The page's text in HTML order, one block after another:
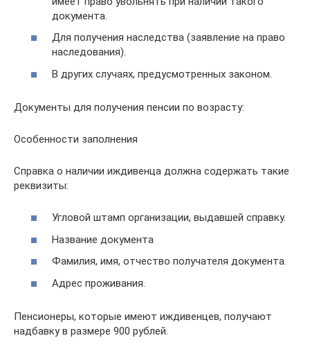
документа.
Для получения наследства (заявление на право
наследования).
В других случаях, предусмотренных законом.
Документы для получения пенсии по возрасту:
Особенности заполнения
Справка о наличии иждивенца должна содержать такие
реквизиты:
Угловой штамп организации, выдавшей справку.
Название документа
Фамилия, имя, отчество получателя документа.
Адрес проживания.
Пенсионеры, которые имеют иждивенцев, получают
надбавку в размере 900 рублей.